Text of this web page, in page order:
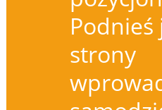
Podnieś
strony